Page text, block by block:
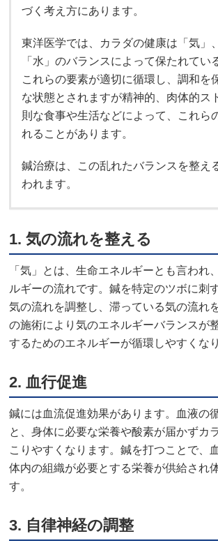
づく考え方にあります。
東洋医学では、カラダの健康は「気」
「水」のバランスによって保たれてい
これらの要素が適切に循環し、調和を
な状態とされますが精神的、肉体的ス
則な食事や生活などによって、これら
れることがあります。
鍼治療は、この乱れたバランスを整え
われます。
1.気の流れを整える
「気」とは、生命エネルギーとも言われ
ルギーの流れです。鍼を特定のツボに刺
気の流れを調整し、滞っている気の流れ
の施術により気のエネルギーバランスが
するためのエネルギーが循環しやすくな
2.血行促進
鍼には血流促進効果があります。血液の
と、身体に必要な栄養や酸素が届かずカ
こりやすくなります。鍼を打つことで、
体内の組織が必要とする栄養が供給され
す。
3. 自律神経の調整